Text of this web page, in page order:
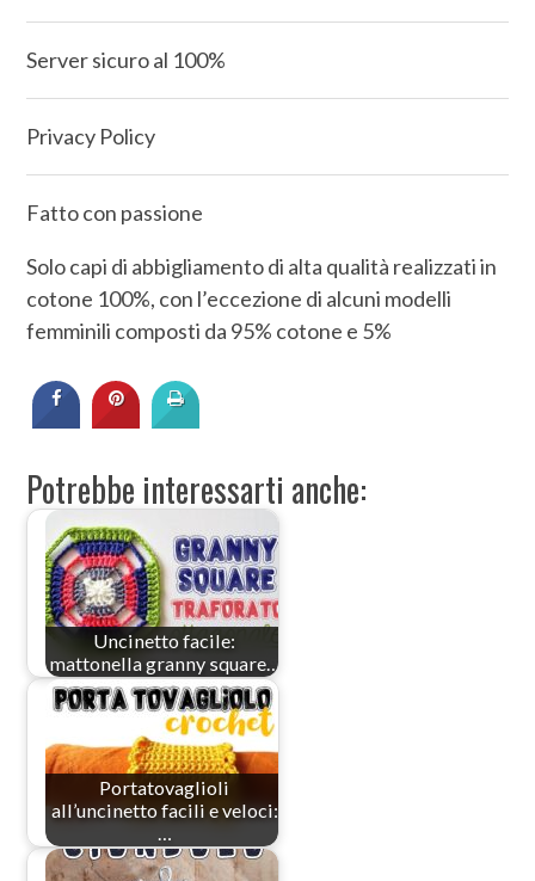
Server sicuro al 100%
Privacy Policy
Fatto con passione
Solo capi di abbigliamento di alta qualità realizzati in
cotone 100%, con l’eccezione di alcuni modelli
femminili composti da 95% cotone e 5%
Potrebbe interessarti anche:
Uncinetto facile:
mattonella granny square…
Portatovaglioli
all’uncinetto facili e veloci:
…